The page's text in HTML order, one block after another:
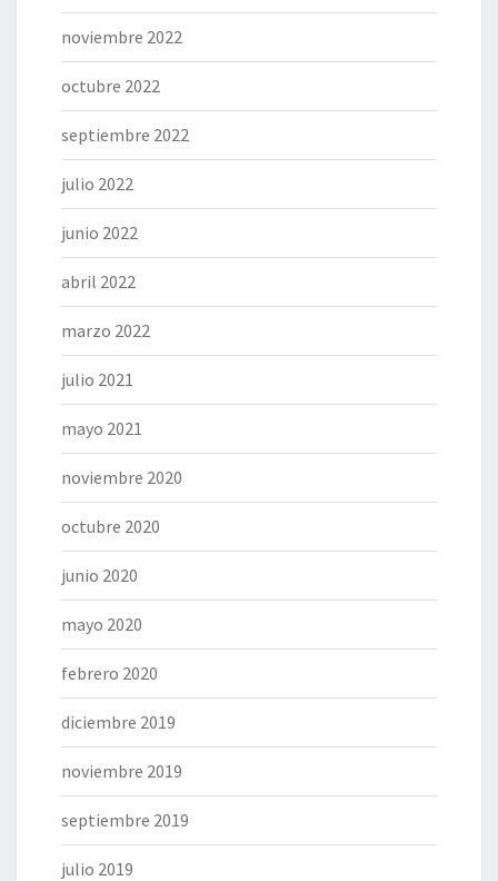
noviembre 2022
octubre 2022
septiembre 2022
julio 2022
junio 2022
abril 2022
marzo 2022
julio 2021
mayo 2021
noviembre 2020
octubre 2020
junio 2020
mayo 2020
febrero 2020
diciembre 2019
noviembre 2019
septiembre 2019
julio 2019